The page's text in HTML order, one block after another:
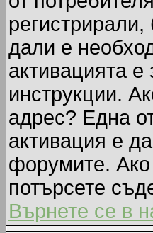
дали е
активацията
инструкции.
адрес? Една
активация е
форумите. Ако
потърсете
Върнете се в